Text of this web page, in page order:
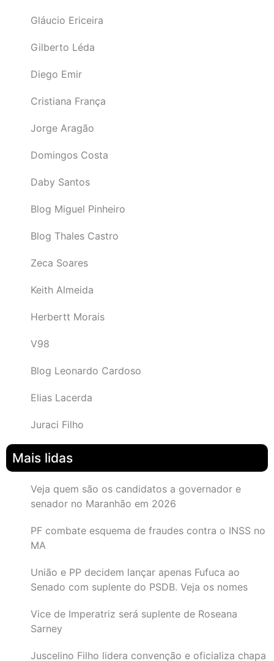
Gláucio Ericeira
Gilberto Léda
Diego Emir
Cristiana França
Jorge Aragão
Domingos Costa
Daby Santos
Blog Miguel Pinheiro
Blog Thales Castro
Zeca Soares
Keith Almeida
Herbertt Morais
V98
Blog Leonardo Cardoso
Elias Lacerda
Juraci Filho
Mais lidas
Veja quem são os candidatos a governador e
senador no Maranhão em 2026
PF combate esquema de fraudes contra o INSS no
MA
União e PP decidem lançar apenas Fufuca ao
Senado com suplente do PSDB. Veja os nomes
Vice de Imperatriz será suplente de Roseana
Sarney
Juscelino Filho lidera convenção e oficializa chapa